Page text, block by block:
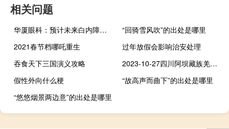
相关问题
华厦眼科：预计未来白内障业务有望实现量价齐升
“回骑雪风吹”的出处是哪里
2021春节档哪吒重生
过年放假会影响治安处理
吞食天下三国演义攻略
2023-10-27四川阿坝藏族羌族自治州松潘县(松树菌)的报价是多少
假性外向什么梗
“故高声而曲下”的出处是哪里
“悠悠烟景两边意”的出处是哪里